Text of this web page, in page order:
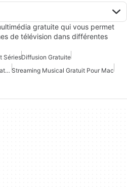
gratuite qui vous permet
de télévision dans différentes
SériesDiffusion Gratuite
Films Et Émissions De Télévision Gratuits Pour Windows Streaming Musical Gratuit Pour Mac